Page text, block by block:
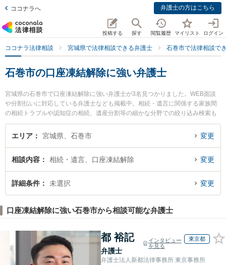
ココナラへ 弁護士の方はこちら
投稿する 探す 閲覧履歴 マイリスト ログイン
ココナラ法律相談 宮城県で法律相談できる弁護士 石巻市で法律相談で
石巻市の口座凍結解除に強い弁護士
宮城県の石巻市で口座凍結解除に強い弁護士が3名見つかりました。WEB面談
や分割払いに対応している弁護士なども掲載中。相続・遺言に関係する家族間
の相続トラブルや認知症の相続、遺産分割等の細かな分野での絞り込み検索も
でき便利です。特にいしのまき法律事務所の長沼 駿弁護士や石巻のぞみ野法律
事務所の住吉 毅洋弁護士、純-pure-法律事務所の伊藤 雅典弁護士のプロフィー
解除のトラブル解決の実績豊富な近くの弁護士を検索したい』『初回相談無料
で口座凍結解除を法律相談できる石巻市内の弁護士に相談予約したい』などで
お困りの相談者さんにおすすめです。
エリア 宮城県、石巻市 変更
相談内容 相続・遺言、口座凍結解除 変更
詳細条件 未選択 変更
口座凍結解除に強い石巻市から相談可能な弁護士
都 裕記
弁護士
インタビュー
を見る
東京都
弁護士法人新都法律事務所 東京事務所